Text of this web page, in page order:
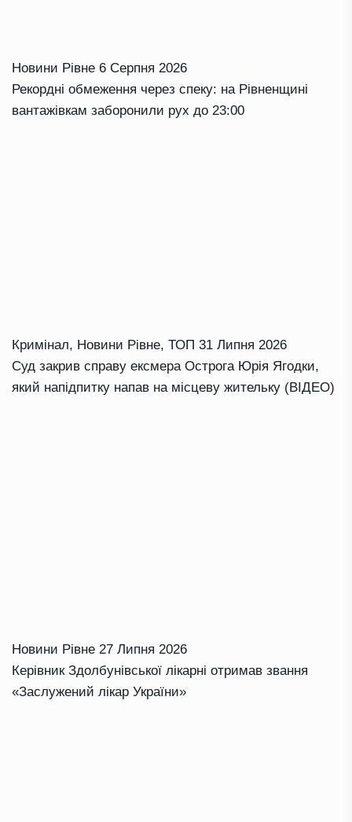
Новини Рівне 6 Серпня 2026
Рекордні обмеження через спеку: на Рівненщині
вантажівкам заборонили рух до 23:00
Кримінал, Новини Рівне, ТОП 31 Липня 2026
Суд закрив справу ексмера Острога Юрія Ягодки,
який напідпитку напав на місцеву жительку (ВІДЕО)
Новини Рівне 27 Липня 2026
Керівник Здолбунівської лікарні отримав звання
«Заслужений лікар України»